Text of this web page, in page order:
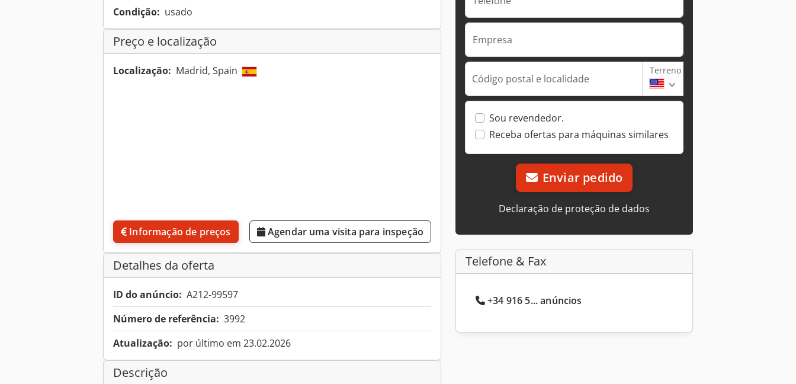
Condição: usado
Preço e localização
Localização: Madrid, Spain
Informação de preços Agendar uma visita para inspeção
Detalhes da oferta
ID do anúncio: A212-99597
Número de referência: 3992
Atualização: por último em 23.02.2026
Descrição
Empresa
Código postal e localidade
Terreno
Sou revendedor.
Receba ofertas para máquinas similares
Enviar pedido
Declaração de proteção de dados
Telefone & Fax
+34 916 5... anúncios